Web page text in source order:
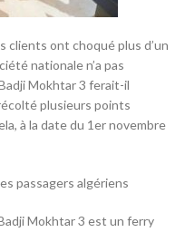
clients ont choqué plus d’un
nationale n’a pas
Mokhtar 3 ferait-il
plusieurs points
à la date du 1er novembre
passagers algériens
Mokhtar 3 est un ferry